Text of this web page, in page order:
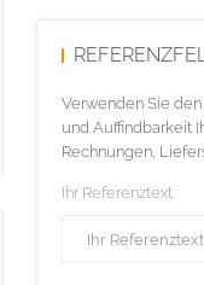
Verwenden Sie
und Auffindbarkeit
Rechnungen,
Ihr Referenztext